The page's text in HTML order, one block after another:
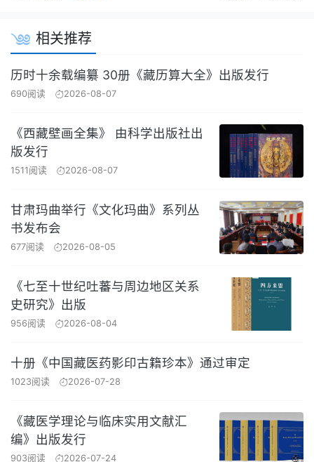
相关推荐
历时十余载编纂 30册《藏历算大全》出版发行
690阅读 2026-08-07
《西藏壁画全集》 由科学出版社出
版发行
1511阅读 2026-08-07
甘肃玛曲举行《文化玛曲》系列丛
书发布会
677阅读 2026-08-05
《七至十世纪吐蕃与周边地区关系
史研究》出版
956阅读 2026-08-04
十册《中国藏医药影印古籍珍本》通过审定
1023阅读 2026-07-28
《藏医学理论与临床实用文献汇
编》出版发行
903阅读 2026-07-24